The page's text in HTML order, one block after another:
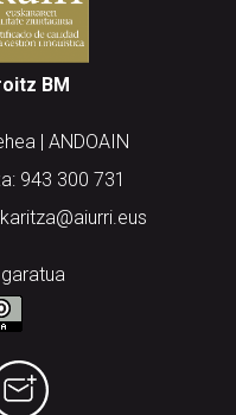
BM
| ANDOAIN
943 300 731